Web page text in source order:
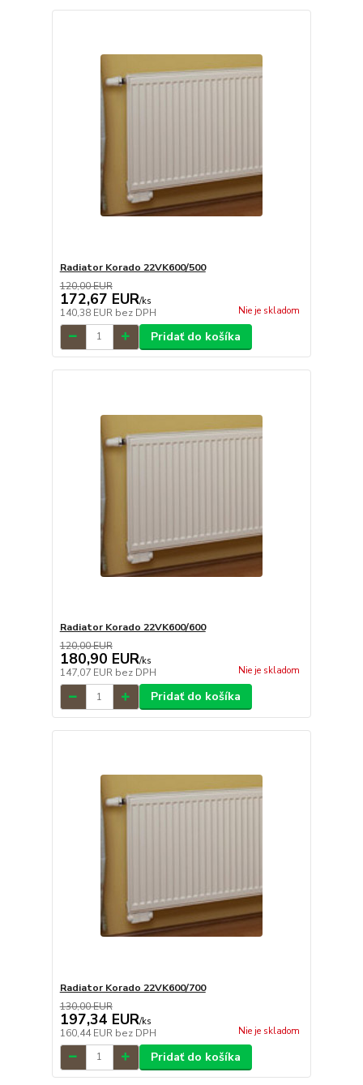
Radiator Korado 22VK600/500
120,00 EUR
172,67 EUR/ks
140,38 EUR bez DPH Nie je skladom
Pridať do košíka
Radiator Korado 22VK600/600
120,00 EUR
180,90 EUR/ks
147,07 EUR bez DPH Nie je skladom
Pridať do košíka
Radiator Korado 22VK600/700
130,00 EUR
197,34 EUR/ks
160,44 EUR bez DPH Nie je skladom
Pridať do košíka